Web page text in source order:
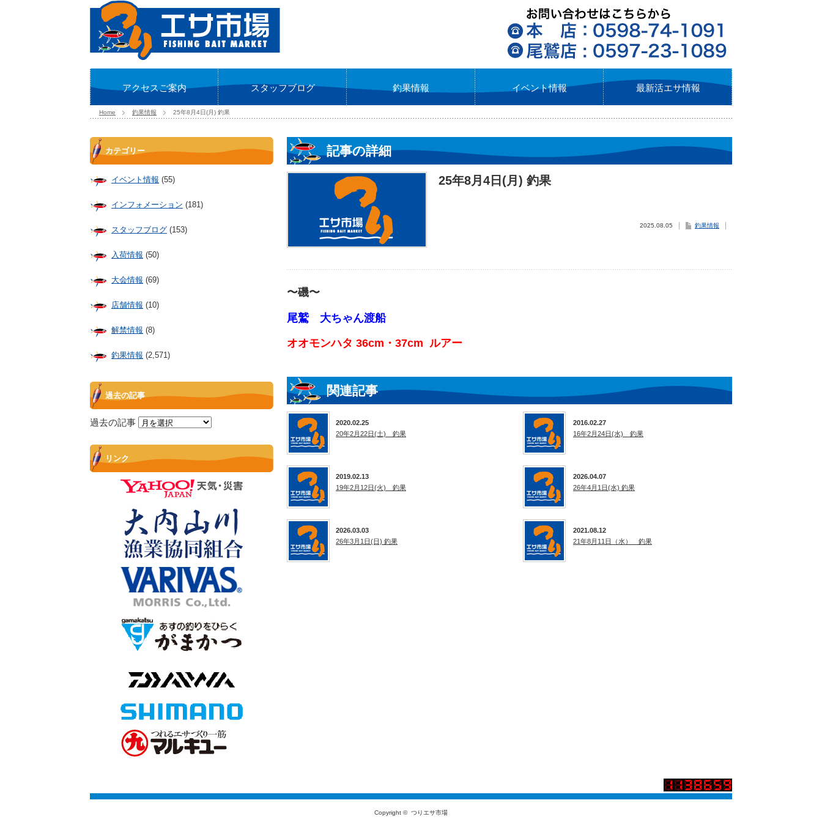
アクセスご案内 スタッフブログ 釣果情報 イベント情報 最新活エサ情報
Home 釣果情報 25年8月4日(月) 釣果
記事の詳細
25年8月4日(月) 釣果
2025.08.05 釣果情報
〜磯〜
尾鷲 大ちゃん渡船
オオモンハタ 36cm・37cm ルアー
関連記事
2020.02.25
20年2月22日(土) 釣果
2016.02.27
16年2月24日(水) 釣果
2019.02.13
19年2月12日(火) 釣果
2026.04.07
26年4月1日(水) 釣果
2026.03.03
26年3月1日(日) 釣果
2021.08.12
21年8月11日（水） 釣果
カテゴリー
イベント情報 (55)
インフォメーション (181)
スタッフブログ (153)
入荷情報 (50)
大会情報 (69)
店舗情報 (10)
解禁情報 (8)
釣果情報 (2,571)
過去の記事
過去の記事
リンク
Copyright © つりエサ市場